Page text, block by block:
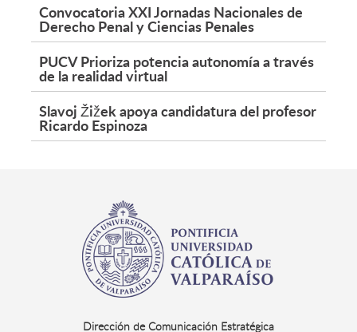
Convocatoria XXI Jornadas Nacionales de
Derecho Penal y Ciencias Penales
PUCV Prioriza potencia autonomía a través
de la realidad virtual
Slavoj Žižek apoya candidatura del profesor
Ricardo Espinoza
Dirección de Comunicación Estratégica